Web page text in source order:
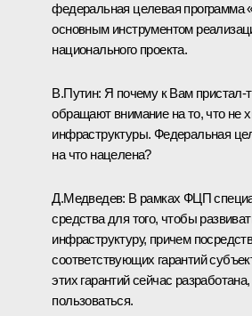
федеральная целевая программа
основным инструментом
национального проекта.
В.Путин: Я почему к Вам
обращают внимание на то, что не
инфраструктуры. Федеральная
на что нацелена?
Д.Медведев: В рамках ФЦП
средства для того, чтобы
инфраструктуру, причем
соответствующих гарантий
этих гарантий сейчас
пользоваться.